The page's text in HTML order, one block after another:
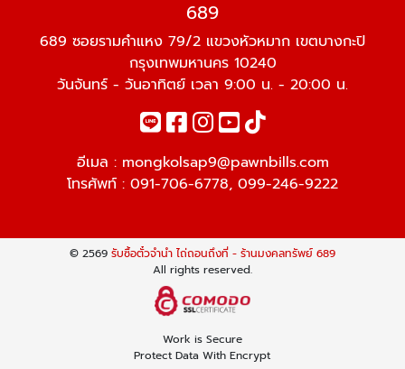
689
689 ซอยรามคำแหง 79/2 แขวงหัวหมาก เขตบางกะปิ
กรุงเทพมหานคร 10240
วันจันทร์ - วันอาทิตย์ เวลา 9:00 น. - 20:00 น.
อีเมล : mongkolsap9@pawnbills.com
โทรศัพท์ : 091-706-6778, 099-246-9222
© 2569 รับซื้อตั๋วจำนำ ไถ่ถอนถึงที่ - ร้านมงคลทรัพย์ 689
All rights reserved.
Work is Secure
Protect Data With Encrypt